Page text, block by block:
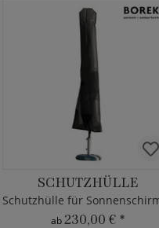
SCHUTZHÜLLE
ab230,00 € *